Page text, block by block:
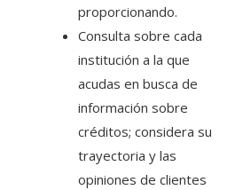
proporcionando.
Consulta sobre cada
institución a la que
acudas en busca de
información sobre
créditos; considera su
trayectoria y las
opiniones de clientes